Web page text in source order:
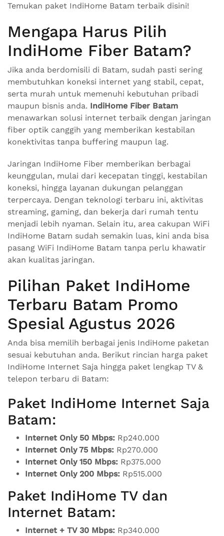
Temukan paket IndiHome Batam terbaik disini!
Mengapa Harus Pilih
IndiHome Fiber Batam?
Jika anda berdomisili di Batam, sudah pasti sering
membutuhkan koneksi internet yang stabil, cepat,
serta murah untuk memenuhi kebutuhan pribadi
maupun bisnis anda. IndiHome Fiber Batam
menawarkan solusi internet terbaik dengan jaringan
fiber optik canggih yang memberikan kestabilan
konektivitas tanpa buffering maupun lag.
Jaringan IndiHome Fiber memberikan berbagai
keunggulan, mulai dari kecepatan tinggi, kestabilan
koneksi, hingga layanan dukungan pelanggan
terpercaya. Dengan teknologi terbaru ini, aktivitas
streaming, gaming, dan bekerja dari rumah tentu
menjadi lebih nyaman. Selain itu, area cakupan WiFi
IndiHome Batam sudah semakin luas, kini anda bisa
pasang WiFi IndiHome Batam tanpa perlu khawatir
akan kualitas jaringan.
Pilihan Paket IndiHome
Terbaru Batam Promo
Spesial Agustus 2026
Anda bisa memilih berbagai jenis IndiHome paketan
sesuai kebutuhan anda. Berikut rincian harga paket
IndiHome Internet Saja hingga paket lengkap TV &
telepon terbaru di Batam:
Paket IndiHome Internet Saja
Batam:
Internet Only 50 Mbps: Rp240.000
Internet Only 75 Mbps: Rp270.000
Internet Only 150 Mbps: Rp375.000
Internet Only 200 Mbps: Rp515.000
Paket IndiHome TV dan
Internet Batam:
Internet + TV 30 Mbps: Rp340.000